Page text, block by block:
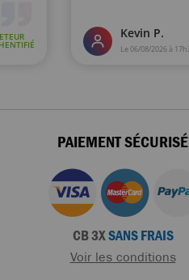
PAIEMENT SÉCURISÉ
CB 3XSANS FRAIS
Voir les conditions